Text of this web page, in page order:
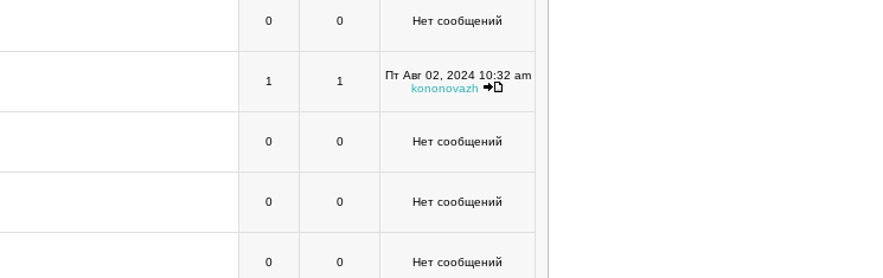
0 0 Нет сообщений
1 1
Пт Авг 02, 2024 10:32 am
kononovazh
0 0 Нет сообщений
0 0 Нет сообщений
0 0 Нет сообщений